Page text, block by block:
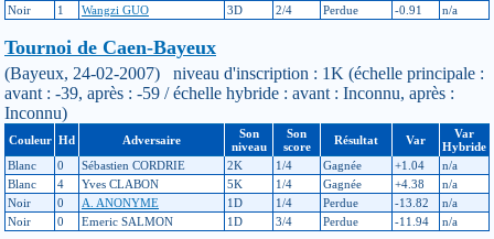
Noir
1 Wangzi GUO 3D 2/4 Perdue -0.91 n/a
Tournoi de Caen-Bayeux
(Bayeux, 24-02-2007) niveau d'inscription : 1K (échelle principale :
avant : -39, après : -59 / échelle hybride : avant : Inconnu, après :
Inconnu)
Couleur Hd Adversaire
Son
niveau
Son
score
Résultat Var
Var
Hybride
Blanc
0 Sébastien CORDRIE 2K 1/4 Gagnée +1.04
n/a
Blanc
4 Yves CLABON 5K 1/4 Gagnée +4.38
n/a
Noir
0 A. ANONYME 1D 1/4 Perdue -13.82
n/a
Noir
0 Emeric SALMON 1D 3/4 Perdue -11.94 n/a